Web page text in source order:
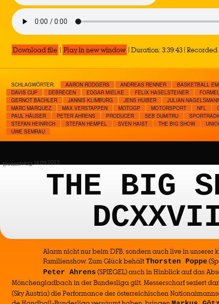
Download file | Play in new window | Duration: 3:39:43 | Recorded
SCHLAGWÖRTER: AARON RODGERS ANDREAS RENNER
BASKETBALL EM
DAVIS CUP
DEBRECEN EDGAR MIELKE FELIX HASELSTEINER
GERNOT BACHLER
JANNIS KLIMBURG JENS HUIBER
JULIAN
MARC MARQUEZ
MAX VERSTAPPEN MOTOGP MOTORSPORT NFL
PAUL HÄUSER
PETER AHRENS PRODUCER SEB DUMITRU
STEFAN HEINRICH
STEFAN HEMPEL SVEN HAIST THE BIG SHOW
UWE SEMRAU
Donnerstag, 14.09.2023
THE BIG
Alarm nicht nur beim DFB, sondern auch live in unserer
Familienshow. Zum Glück behältThorsten Poppe
Peter Ahrens (SPIEGEL) auch in Hinblick auf das
Mönchengladbach in der Bundesliga gilt. Messerscharf seziert
(Sky Austria) die Performance der österreichischen